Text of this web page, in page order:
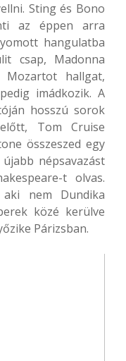
Sting és Bono
az éppen arra
hangulatba
csap, Madonna
Mozartot hallgat,
imádkozik. A
hosszú sorok
Tom Cruise
összeszed egy
népsavazást
t olvas.
nem Dundika
közé kerülve
Párizsban.